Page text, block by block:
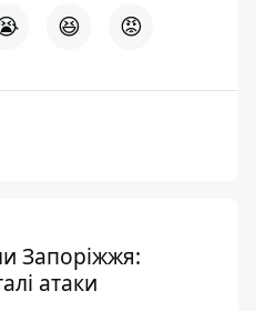
😆 😡
Запоріжжя:
атаки